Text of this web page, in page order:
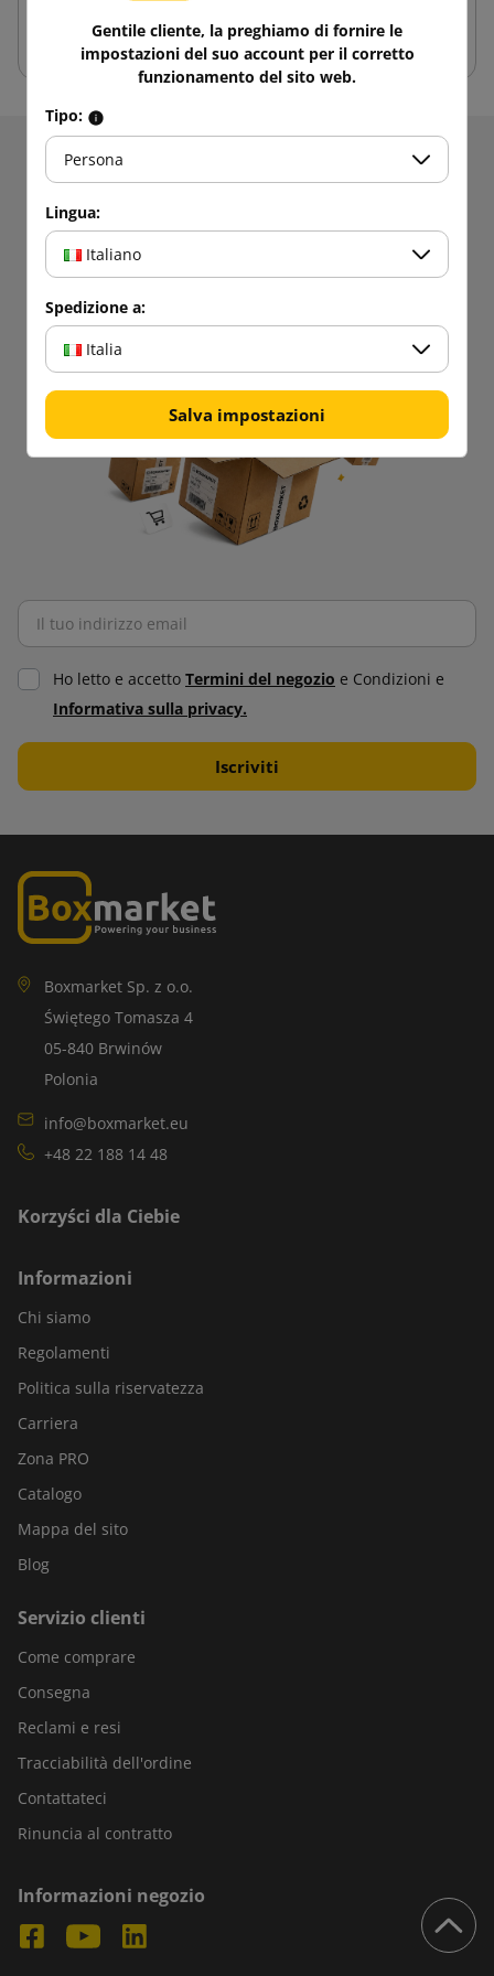
misura rispetto ad altri imballaggi
Ricevere informazioni su novità e promozioni.
Ottieni
acquisto!
Rimanete aggiornati!
Ho letto e accetto Termini del negozio e Condizioni e
Informativa sulla privacy.
Boxmarket Sp. z o.o.
Świętego Tomasza 4
05-840 Brwinów
Polonia
info@boxmarket.eu
+48 22 188 14 48
Korzyści dla Ciebie
Informazioni
Chi siamo
Regolamenti
Politica sulla riservatezza
Carriera
Zona PRO
Catalogo
Mappa del sito
Blog
Servizio clienti
Come comprare
Consegna
Reclami e resi
Tracciabilità dell'ordine
Contattateci
Rinuncia al contratto
Informazioni negozio
Gentile cliente, la preghiamo di fornire le
impostazioni del suo account per il corretto
funzionamento del sito web.
Tipo:
Persona
Lingua:
Italiano
Spedizione a:
Italia
Salva impostazioni